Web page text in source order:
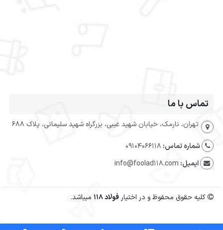
تماس با ما
تهران، نارمک، خیابان شهید غیبی، بزرگراه شهید سلیمانی، پلاک 688
شماره تماس: 09104066118
ایمیل: info@foolad118.com
کلیه حقوق محفوظ و در اختیارفولاد 118 میباشد.